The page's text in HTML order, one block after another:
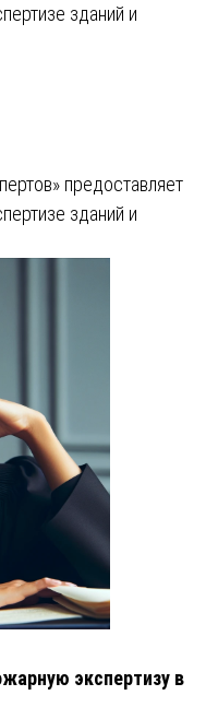
зданий и
предоставляет
зданий и
экспертизу в